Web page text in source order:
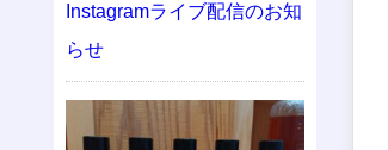
Instagramライブ配信のお知
らせ